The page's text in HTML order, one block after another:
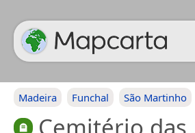
Madeira Funchal São Martinho